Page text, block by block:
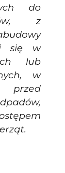
do
z
się w
lub
w
przed